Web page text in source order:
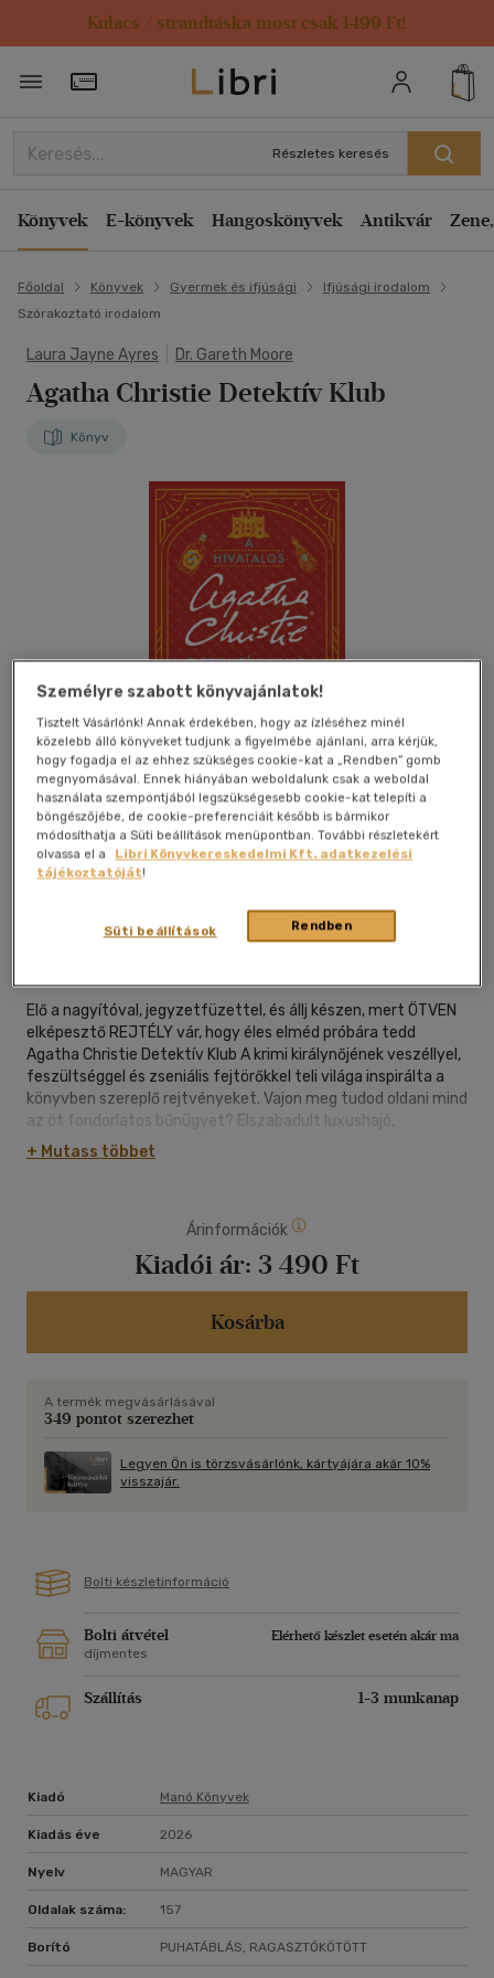
Kulacs / strandtáska most csak 1499 Ft!
Törzsvásárlói Kártya adatai
Részletes keresés
Könyvek E-könyvek Hangoskönyvek Antikvár
Főoldal Könyvek Gyermek és ifjúsági
Ifjúsági irodalom
Szórakoztató irodalom
Laura Jayne Ayres Dr. Gareth Moore
Agatha Christie Detektív Klub
Könyv
Kívánságlistához adom Megosztom
Manó Könyvek|2026|magyar nyelvű|puhatáblás,
Elő a nagyítóval, jegyzetfüzettel, és állj készen, mert ÖTVEN
elképesztő REJTÉLY vár, hogy éles elméd próbára tedd
Agatha Christie Detektív Klub A krimi királynőjének veszéllyel,
feszültséggel és zseniális fejtörőkkel teli világa inspirálta a
könyvben szereplő rejtvényeket. Vajon meg tudod oldani mind
az öt fondorlatos bűnügyet? Elszabadult luxushajó,
mérgezett tea, gyémántrablás a vonaton - kövesd a
nyomokat, leplezd le az elkövetőket, legyél te is bátor
+ Mutass többet
Árinformációk
Kiadói ár: 3 490 Ft
Kosárba
A termék megvásárlásával
349 pontot szerezhet
Legyen Ön is törzsvásárlónk, kártyájára akár 10%
visszajár.
Bolti készletinformáció
Bolti átvétel
Elérhető készlet esetén akár ma
díjmentes
Szállítás 1-3 munkanap
Kiadó Manó Könyvek
Kiadás éve 2026
Nyelv MAGYAR
Oldalak száma: 157
Borító PUHATÁBLÁS, RAGASZTÓKÖTÖTT
Személyre szabott könyvajánlatok!
Tisztelt Vásárlónk! Annak érdekében, hogy az ízléséhez minél
közelebb álló könyveket tudjunk a figyelmébe ajánlani, arra kérjük,
hogy fogadja el az ehhez szükséges cookie-kat a „Rendben” gomb
megnyomásával. Ennek hiányában weboldalunk csak a weboldal
használata szempontjából legszükségesebb cookie-kat telepíti a
böngészőjébe, de cookie-preferenciáit később is bármikor
módosíthatja a Süti beállítások menüpontban. További részletekért
olvassa el a
Libri Könyvkereskedelmi Kft. adatkezelési
tájékoztatóját!
Rendben
Süti beállítások